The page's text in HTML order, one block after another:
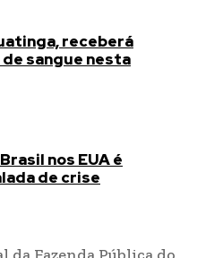
receberá
sangue nesta
nos EUA é
de crise